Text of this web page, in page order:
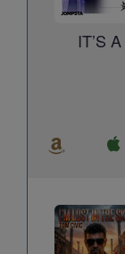
IT’S